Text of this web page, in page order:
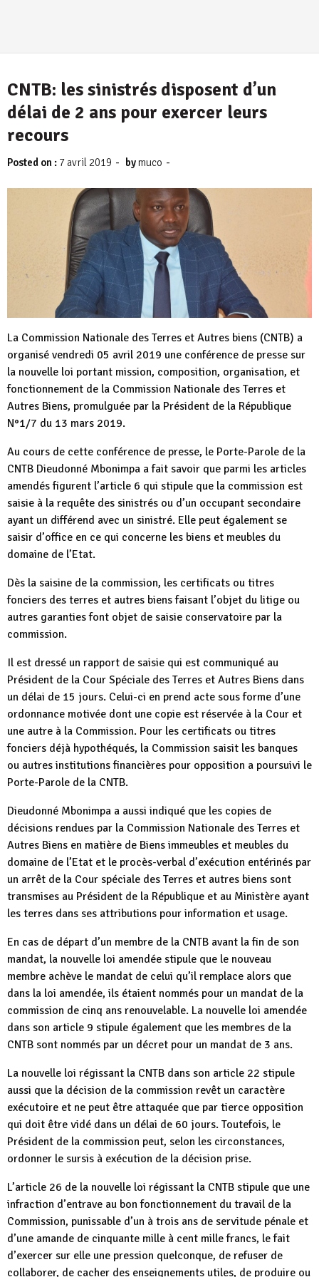
CNTB: les sinistrés disposent d’un
délai de 2 ans pour exercer leurs
recours
Posted on : 7 avril 2019 - bymuco -
La Commission Nationale des Terres et Autres biens (CNTB) a
organisé vendredi 05 avril 2019 une conférence de presse sur
la nouvelle loi portant mission, composition, organisation, et
fonctionnement de la Commission Nationale des Terres et
Autres Biens, promulguée par la Président de la République
N°1/7 du 13 mars 2019.
Au cours de cette conférence de presse, le Porte-Parole de la
CNTB Dieudonné Mbonimpa a fait savoir que parmi les articles
amendés figurent l’article 6 qui stipule que la commission est
saisie à la requête des sinistrés ou d’un occupant secondaire
ayant un différend avec un sinistré. Elle peut également se
saisir d’office en ce qui concerne les biens et meubles du
domaine de l’Etat.
Dès la saisine de la commission, les certificats ou titres
fonciers des terres et autres biens faisant l’objet du litige ou
autres garanties font objet de saisie conservatoire par la
commission.
Il est dressé un rapport de saisie qui est communiqué au
Président de la Cour Spéciale des Terres et Autres Biens dans
un délai de 15 jours. Celui-ci en prend acte sous forme d’une
ordonnance motivée dont une copie est réservée à la Cour et
une autre à la Commission. Pour les certificats ou titres
fonciers déjà hypothéqués, la Commission saisit les banques
ou autres institutions financières pour opposition a poursuivi le
Porte-Parole de la CNTB.
Dieudonné Mbonimpa a aussi indiqué que les copies de
décisions rendues par la Commission Nationale des Terres et
Autres Biens en matière de Biens immeubles et meubles du
domaine de l’Etat et le procès-verbal d’exécution entérinés par
un arrêt de la Cour spéciale des Terres et autres biens sont
transmises au Président de la République et au Ministère ayant
les terres dans ses attributions pour information et usage.
En cas de départ d’un membre de la CNTB avant la fin de son
mandat, la nouvelle loi amendée stipule que le nouveau
membre achève le mandat de celui qu’il remplace alors que
dans la loi amendée, ils étaient nommés pour un mandat de la
commission de cinq ans renouvelable. La nouvelle loi amendée
dans son article 9 stipule également que les membres de la
CNTB sont nommés par un décret pour un mandat de 3 ans.
La nouvelle loi régissant la CNTB dans son article 22 stipule
aussi que la décision de la commission revêt un caractère
exécutoire et ne peut être attaquée que par tierce opposition
qui doit être vidé dans un délai de 60 jours. Toutefois, le
Président de la commission peut, selon les circonstances,
ordonner le sursis à exécution de la décision prise.
L’article 26 de la nouvelle loi régissant la CNTB stipule que une
infraction d’entrave au bon fonctionnement du travail de la
Commission, punissable d’un à trois ans de servitude pénale et
d’une amande de cinquante mille à cent mille francs, le fait
d’exercer sur elle une pression quelconque, de refuser de
collaborer, de cacher des enseignements utiles, de produire ou